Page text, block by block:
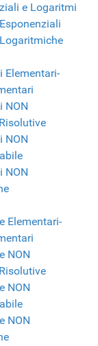
e Logaritmi
Elementari-
NON
NON
NON
Elementari-
NON
NON
NON